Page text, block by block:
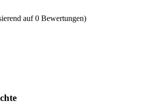
auf 0 Bewertungen)